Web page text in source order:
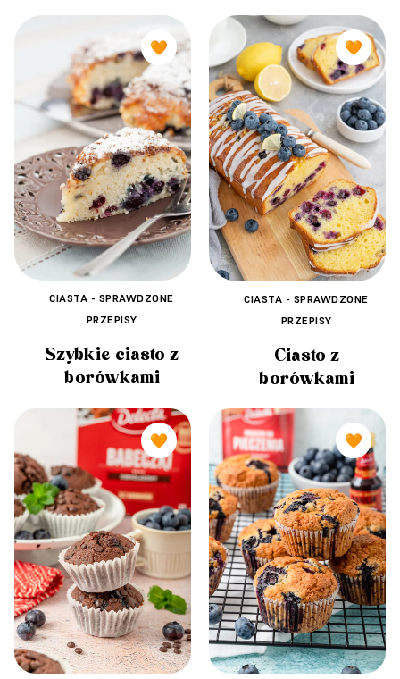
🧡
CIASTA - SPRAWDZONE
PRZEPISY
Szybkie ciasto z
borówkami
🧡
CIASTA - SPRAWDZONE
PRZEPISY
Ciasto z
borówkami
🧡 🧡